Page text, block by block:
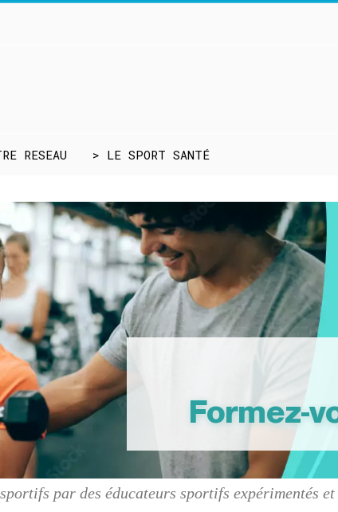
RESEAU > LE SPORT SANTÉ
Formez-
par des éducateurs sportifs expérimentés et